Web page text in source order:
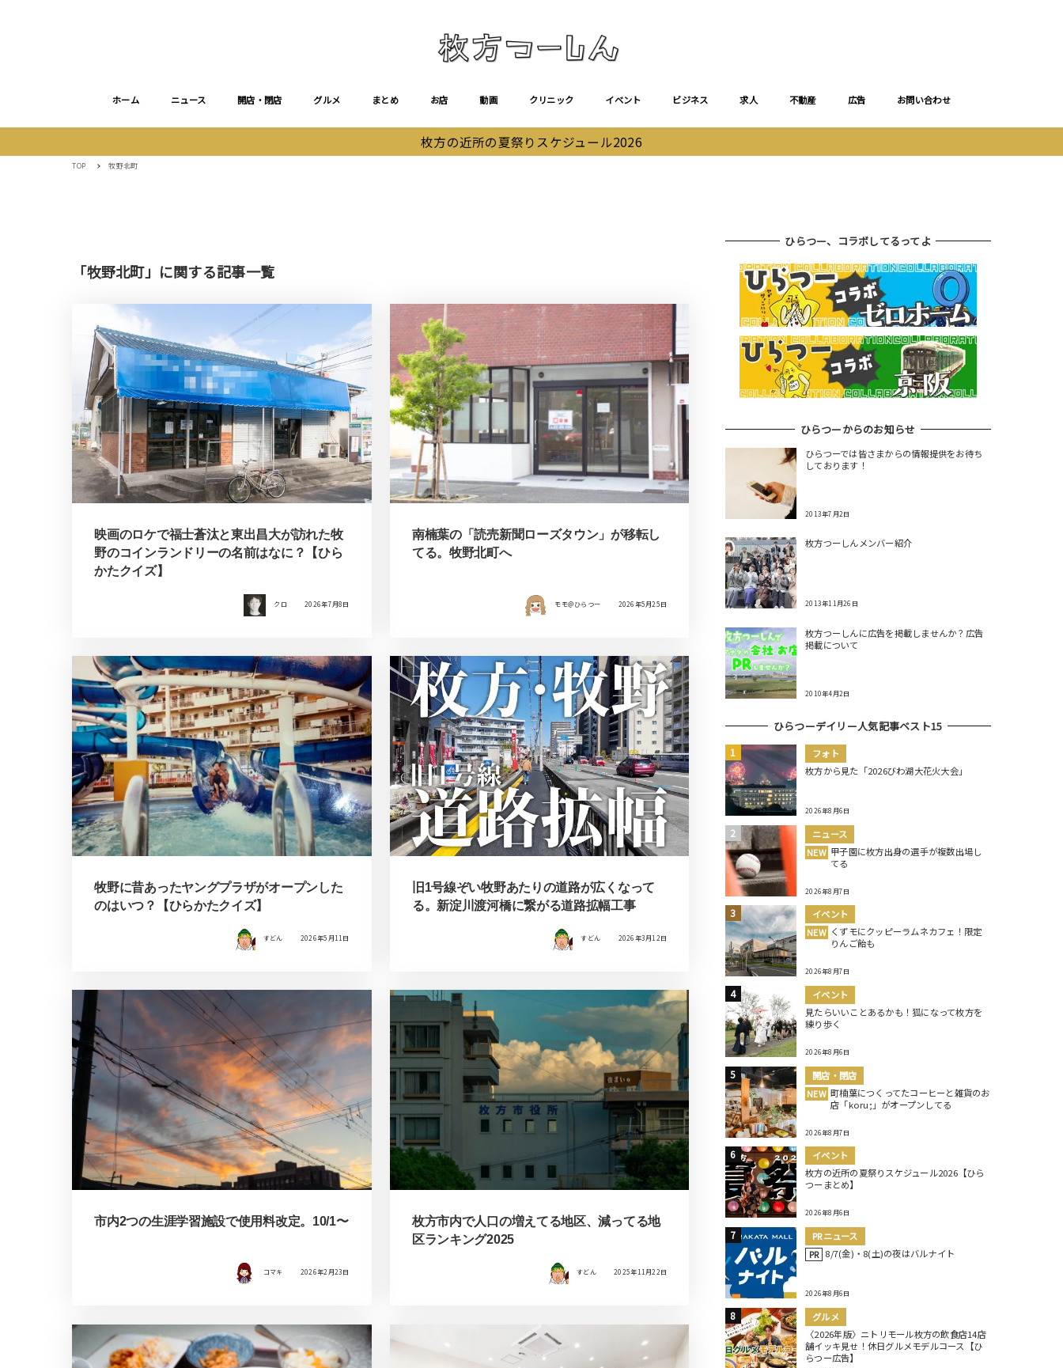
ホーム ニュース 開店・閉店 グルメ まとめ お店 動画 クリニック イベント ビジネス 求人 不動産 広告 お問い合わせ
枚方の近所の夏祭りスケジュール2026
TOP 牧野北町
「牧野北町」に関する記事一覧
映画のロケで福士蒼汰と東出昌大が訪れた牧
野のコインランドリーの名前はなに？【ひら
かたクイズ】
クロ 2026年7月8日
南楠葉の「読売新聞ローズタウン」が移転し
てる。牧野北町へ
モモ＠ひらつー 2026年5月25日
牧野に昔あったヤングプラザがオープンした
のはいつ？【ひらかたクイズ】
すどん 2026年5月11日
旧1号線ぞい牧野あたりの道路が広くなって
る。新淀川渡河橋に繋がる道路拡幅工事
すどん 2026年3月12日
市内2つの生涯学習施設で使用料改定。10/1〜
コマキ 2026年2月23日
枚方市内で人口の増えてる地区、減ってる地
区ランキング2025
すどん 2025年11月22日
ひらつー、コラボしてるってよ
ひらつーからのお知らせ
ひらつーでは皆さまからの情報提供をお待ち
しております！
2013年7月2日
枚方つーしんメンバー紹介
2013年11月26日
枚方つーしんに広告を掲載しませんか？広告
掲載について
2010年4月2日
ひらつーデイリー人気記事ベスト15
フォト
枚方から見た「2026びわ湖大花火大会」
2026年8月6日
ニュース
NEW 甲子園に枚方出身の選手が複数出場し
てる
2026年8月7日
イベント
NEW くずモにクッピーラムネカフェ！限定
りんご飴も
2026年8月7日
イベント
見たらいいことあるかも！狐になって枚方を
練り歩く
2026年8月6日
開店・閉店
NEW 町楠葉につくってたコーヒーと雑貨のお
店「koru;」がオープンしてる
2026年8月7日
イベント
枚方の近所の夏祭りスケジュール2026【ひら
つーまとめ】
2026年8月6日
PRニュース
PR 8/7(金)・8(土)の夜はバルナイト
2026年8月6日
グルメ
〈2026年版〉ニトリモール枚方の飲食店14店
舗イッキ見せ！休日グルメモデルコース【ひ
らつー広告】